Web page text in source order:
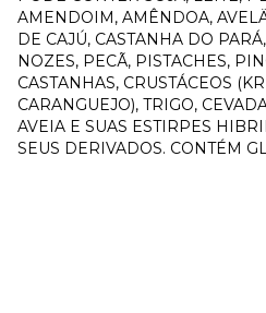
AMENDOIM, AMÊNDOA,
DE CAJÚ, CASTANHA DO
NOZES, PECÃ, PISTACHES,
CASTANHAS, CRUSTÁCEOS
CARANGUEJO), TRIGO,
AVEIA E SUAS ESTIRPES
SEUS DERIVADOS. CONTÉM